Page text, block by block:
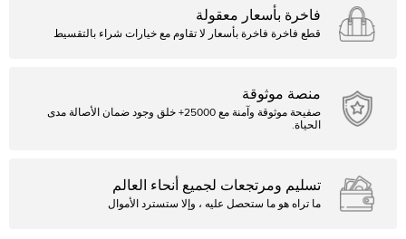
فاخرة بأسعار معقولة
قطع فاخرة فاخرة بأسعار لا تقاوم مع خيارات شراء بالتقسيط
منصة موثوقة
صفيحة موثوقة وآمنة مع 25000+ خلق وجود ضمان الأصالة مدى
الحياة.
تسليم ومرتجعات لجميع أنحاء العالم
ما تراه هو ما ستحصل عليه ، وإلا ستسترد الأموال